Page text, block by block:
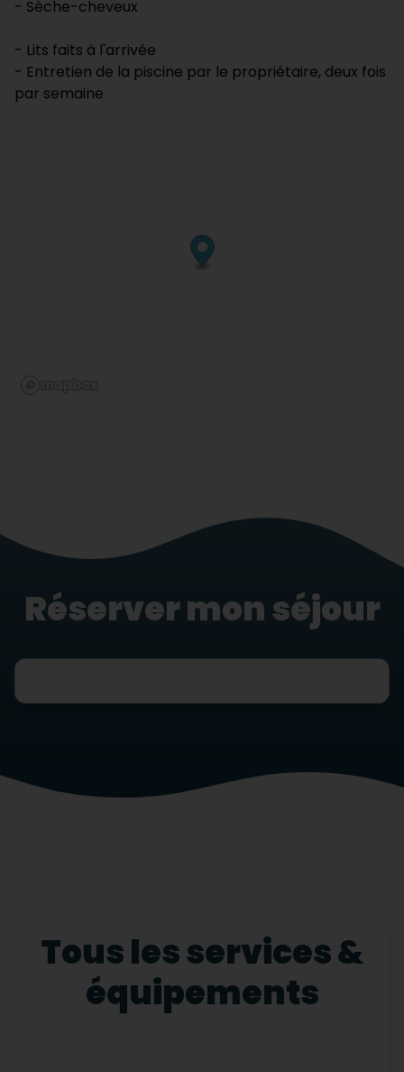
- Sèche-cheveux
- Lits faits à l'arrivée
- Entretien de la piscine par le propriétaire, deux fois
par semaine
Réserver mon séjour
Tous les services &
équipements